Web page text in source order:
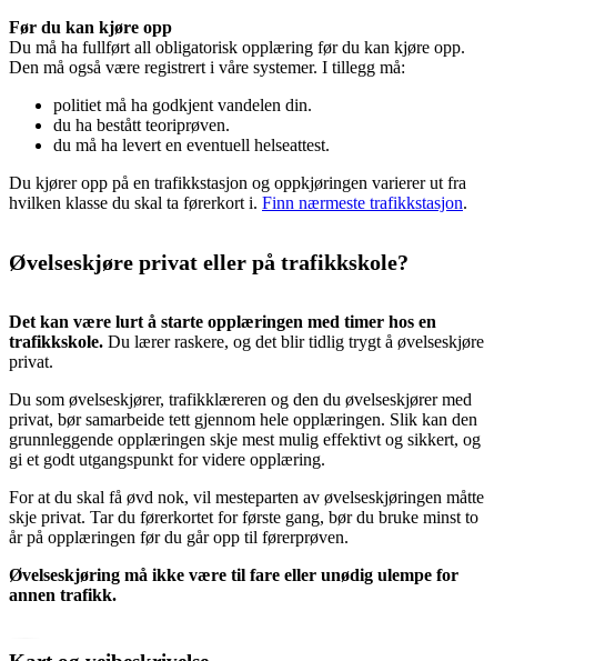
Før du kan kjøre opp
Du må ha fullført all obligatorisk opplæring før du kan kjøre opp.
Den må også være registrert i våre systemer. I tillegg må:
politiet må ha godkjent vandelen din.
du ha bestått teoriprøven.
du må ha levert en eventuell helseattest.
Du kjører opp på en trafikkstasjon og oppkjøringen varierer ut fra
hvilken klasse du skal ta førerkort i. Finn nærmeste trafikkstasjon.
Øvelseskjøre privat eller på trafikkskole?
Det kan være lurt å starte opplæringen med timer hos en
trafikkskole. Du lærer raskere, og det blir tidlig trygt å øvelseskjøre
privat.
Du som øvelseskjører, trafikklæreren og den du øvelseskjører med
privat, bør samarbeide tett gjennom hele opplæringen. Slik kan den
grunnleggende opplæringen skje mest mulig effektivt og sikkert, og
gi et godt utgangspunkt for videre opplæring.
For at du skal få øvd nok, vil mesteparten av øvelseskjøringen måtte
skje privat. Tar du førerkortet for første gang, bør du bruke minst to
år på opplæringen før du går opp til førerprøven.
Øvelseskjøring må ikke være til fare eller unødig ulempe for
annen trafikk.